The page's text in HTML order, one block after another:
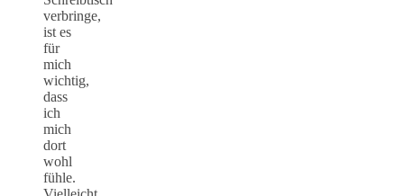
verbringe,
ist es
für
mich
wichtig,
dass
ich
mich
dort
wohl
fühle.